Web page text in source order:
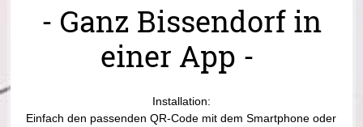
- Ganz Bissendorf in
einer App -
Installation:
Einfach den passenden QR-Code mit dem Smartphone oder